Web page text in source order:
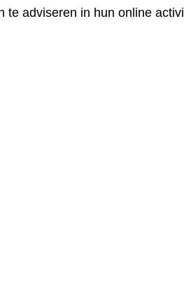
te adviseren in hun online